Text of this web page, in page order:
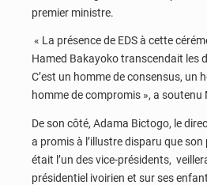
premier ministre.
« La présence de EDS à cette
Hamed Bakayoko transcendait les
C’est un homme de consensus, un
homme de compromis », a soutenu
De son côté, Adama Bictogo, le
a promis à l’illustre disparu que son
était l’un des vice-présidents,
présidentiel ivoirien et sur ses